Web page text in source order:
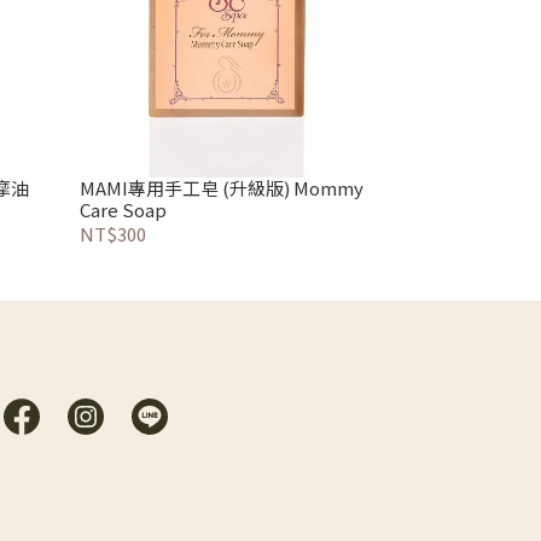
油
MAMI專用手工皂 (升級版) Mommy
Care Soap
NT$300